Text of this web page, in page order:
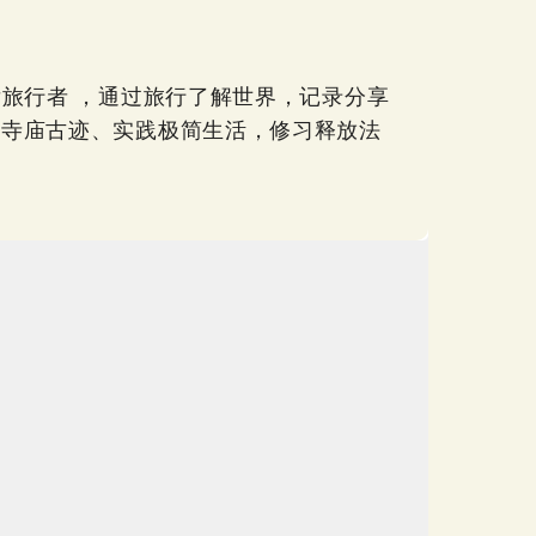
行者 ，通过旅行了解世界，记录分享
庙古迹、实践极简生活，修习释放法